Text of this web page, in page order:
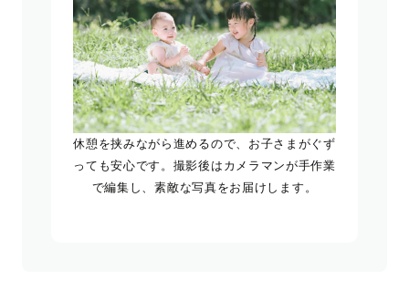
休憩を挟みながら進めるので、お子さまがぐず
っても安心です。撮影後はカメラマンが手作業
で編集し、素敵な写真をお届けします。